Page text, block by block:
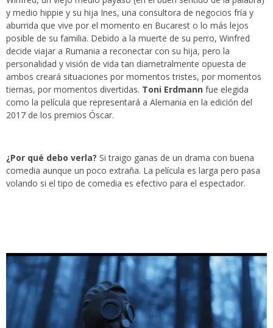
y medio hippie y su hija Ines, una consultora de negocios fría y
aburrida que vive por el momento en Bucarest o lo más lejos
posible de su familia. Debido a la muerte de su perro, Winfred
decide viajar a Rumania a reconectar con su hija, pero la
personalidad y visión de vida tan diametralmente opuesta de
ambos creará situaciones por momentos tristes, por momentos
tiernas, por momentos divertidas. Toni Erdmann fue elegida
como la película que representará a Alemania en la edición del
2017 de los premios Óscar.
¿Por qué debo verla? Si traigo ganas de un drama con buena
comedia aunque un poco extraña. La película es larga pero pasa
volando si el tipo de comedia es efectivo para el espectador.